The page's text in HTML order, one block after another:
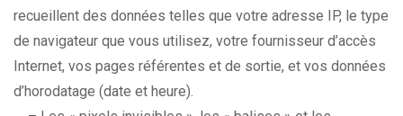
recueillent des données telles que votre adresse IP, le type
de navigateur que vous utilisez, votre fournisseur d’accès
Internet, vos pages référentes et de sortie, et vos données
d’horodatage (date et heure).